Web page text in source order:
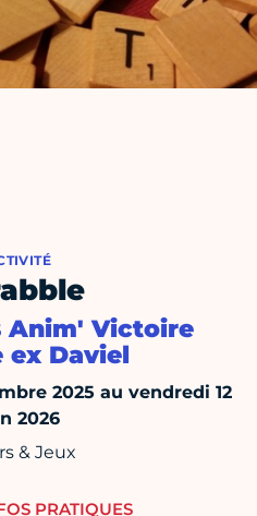
Anim' Victoire
ex Daviel
2025 au vendredi 12
2026
& Jeux
PRATIQUES